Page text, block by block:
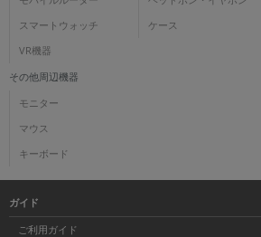
スマートウォッチ
VR機器
ケース
その他周辺機器
モニター
マウス
キーボード
ガイド
ご利用ガイド